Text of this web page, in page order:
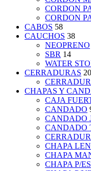
CORDON
CORDON
CABOS 58
CAUCHOS 38
NEOPRENO
SBR 14
WATER
CERRADURAS
CHAPAS Y
CAJA
CANDADO
CANDADO
CANDADO
CHAPA
CHAPA
CHAPA P/